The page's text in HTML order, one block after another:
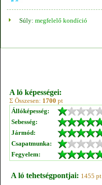
Súly: megfelelő kondíció
A ló képességei:
Σ Összesen: 1700 pt
Állóképesség:
Sebesség:
Jármód:
Csapatmunka:
Fegyelem:
A ló tehetségpontjai: 1455 pt